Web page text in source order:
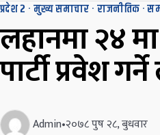
प्रदेश २ · मुख्य समाचार · राजनीतिक ·
लहानमा २४
पार्टी प्रवेश
Admin•२०७८ पुष २८, बुधवार